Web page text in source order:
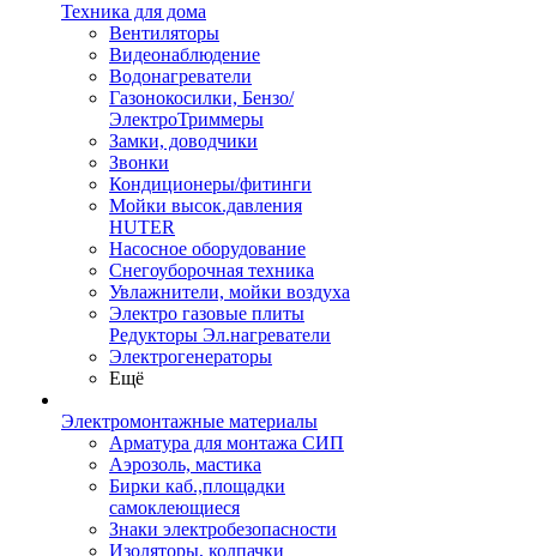
Техника для дома
Вентиляторы
Видеонаблюдение
Водонагреватели
Газонокосилки, Бензо/
ЭлектроТриммеры
Замки, доводчики
Звонки
Кондиционеры/фитинги
Мойки высок.давления
HUTER
Насосное оборудование
Снегоуборочная техника
Увлажнители, мойки воздуха
Электро газовые плиты
Редукторы Эл.нагреватели
Электрогенераторы
Ещё
Электромонтажные материалы
Арматура для монтажа СИП
Аэрозоль, мастика
Бирки каб.,площадки
самоклеющиеся
Знаки электробезопасности
Изоляторы, колпачки